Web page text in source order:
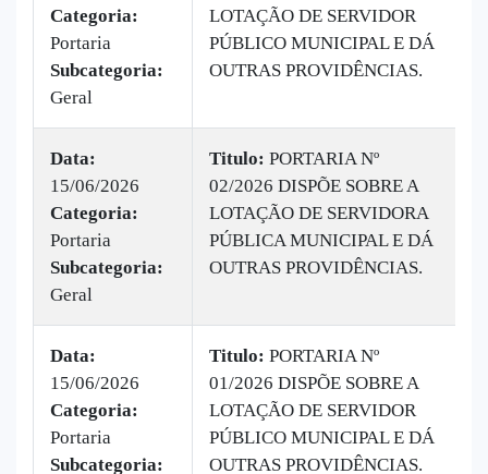
Categoria:
Portaria
Subcategoria:
Geral
LOTAÇÃO DE SERVIDOR
PÚBLICO MUNICIPAL E DÁ
OUTRAS PROVIDÊNCIAS.
Data:
15/06/2026
Categoria:
Portaria
Subcategoria:
Geral
Titulo: PORTARIA Nº
02/2026 DISPÕE SOBRE A
LOTAÇÃO DE SERVIDORA
PÚBLICA MUNICIPAL E DÁ
OUTRAS PROVIDÊNCIAS.
Data:
15/06/2026
Categoria:
Portaria
Subcategoria:
Titulo: PORTARIA Nº
01/2026 DISPÕE SOBRE A
LOTAÇÃO DE SERVIDOR
PÚBLICO MUNICIPAL E DÁ
OUTRAS PROVIDÊNCIAS.